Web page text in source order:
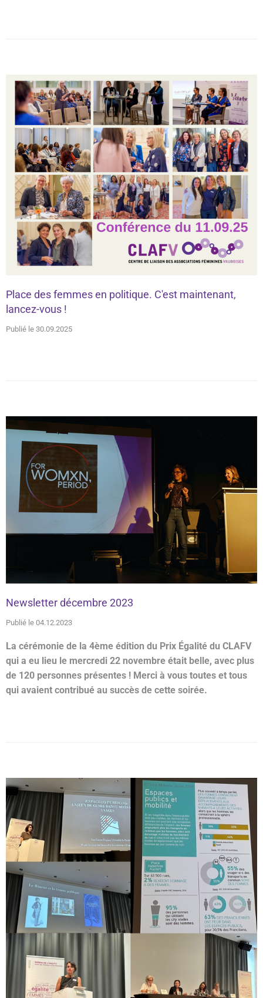
Place des femmes en politique. C'est maintenant,
lancez-vous !
Publié le 30.09.2025
Newsletter décembre 2023
Publié le 04.12.2023
La cérémonie de la 4ème édition du Prix Égalité du CLAFV
qui a eu lieu le mercredi 22 novembre était belle, avec plus
de 120 personnes présentes ! Merci à vous toutes et tous
qui avaient contribué au succès de cette soirée.